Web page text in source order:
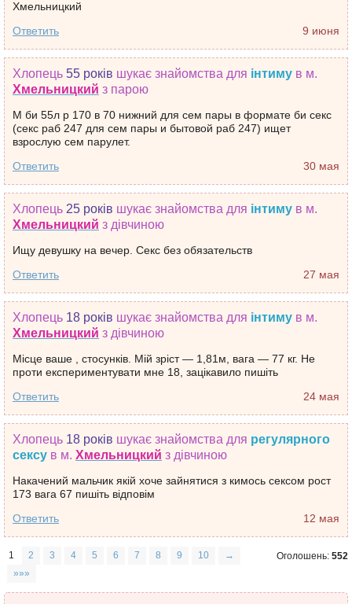
Хмельницкий
9 июня
Ответить
Хлопець 55 років шукає знайомства для інтиму в м.
Хмельницкий з парою
М би 55л р 170 в 70 нижний для сем пары в формате би секс
(секс раб 247 для сем пары и бытовой раб 247) ищет
взрослую сем парулет.
30 мая
Ответить
Хлопець 25 років шукає знайомства для інтиму в м.
Хмельницкий з дівчиною
Ищу девушку на вечер. Секс без обязательств
27 мая
Ответить
Хлопець 18 років шукає знайомства для інтиму в м.
Хмельницкий з дівчиною
Місце ваше , стосунків. Мій зріст — 1,81м, вага — 77 кг. Не
проти експериментувати мне 18, зацікавило пишіть
24 мая
Ответить
Хлопець 18 років шукає знайомства для регулярного
сексу в м. Хмельницкий з дівчиною
Накачений мальчик якій хоче зайнятися з кимось сексом рост
173 вага 67 пишіть відповім
12 мая
Ответить
Оголошень: 552
1 2 3 4 5 6 7 8 9 10
→
»»»